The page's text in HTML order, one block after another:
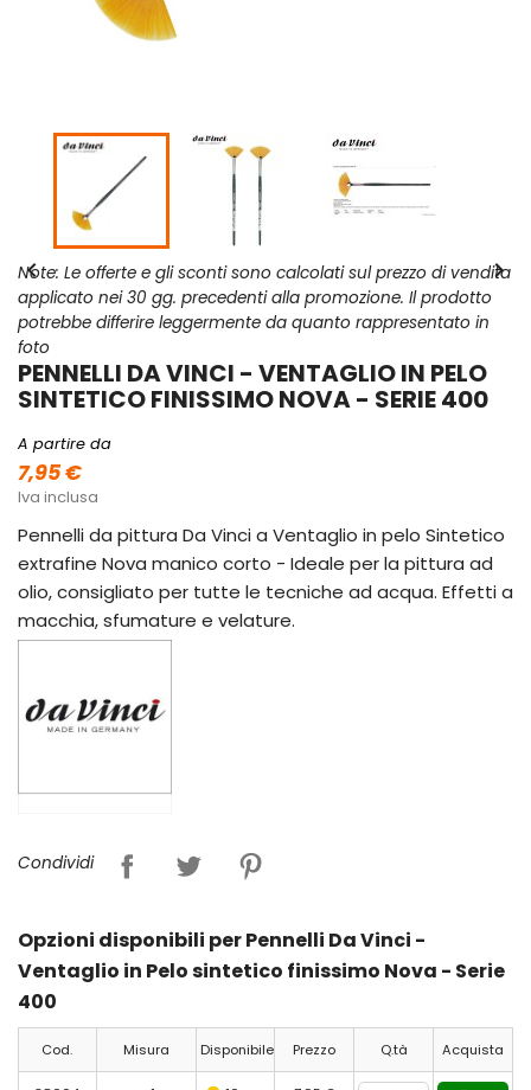
 
Note: Le offerte e gli sconti sono calcolati sul prezzo di vendita
applicato nei 30 gg. precedenti alla promozione. Il prodotto
potrebbe differire leggermente da quanto rappresentato in
foto
PENNELLI DA VINCI - VENTAGLIO IN PELO
SINTETICO FINISSIMO NOVA - SERIE 400
A partire da
7,95 €
Iva inclusa
Pennelli da pittura Da Vinci a Ventaglio in pelo Sintetico
extrafine Nova manico corto - Ideale per la pittura ad
olio, consigliato per tutte le tecniche ad acqua. Effetti a
macchia, sfumature e velature.
Condividi
Opzioni disponibili per Pennelli Da Vinci -
Ventaglio in Pelo sintetico finissimo Nova - Serie
400
Cod. Misura Disponibile Prezzo Q.tà Acquista